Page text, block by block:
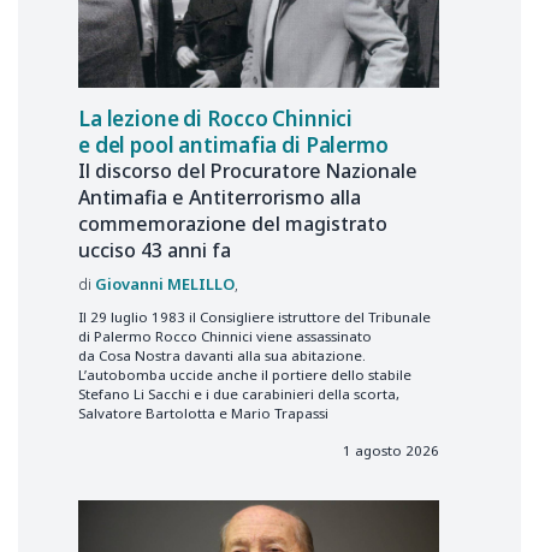
La lezione di Rocco Chinnici
e del pool antimafia di Palermo
Il discorso del Procuratore Nazionale
Antimafia e Antiterrorismo alla
commemorazione del magistrato
ucciso 43 anni fa
Giovanni MELILLO
Il 29 luglio 1983 il Consigliere istruttore del Tribunale
di Palermo Rocco Chinnici viene assassinato
da Cosa Nostra davanti alla sua abitazione.
L’autobomba uccide anche il portiere dello stabile
Stefano Li Sacchi e i due carabinieri della scorta,
Salvatore Bartolotta e Mario Trapassi
1 agosto 2026